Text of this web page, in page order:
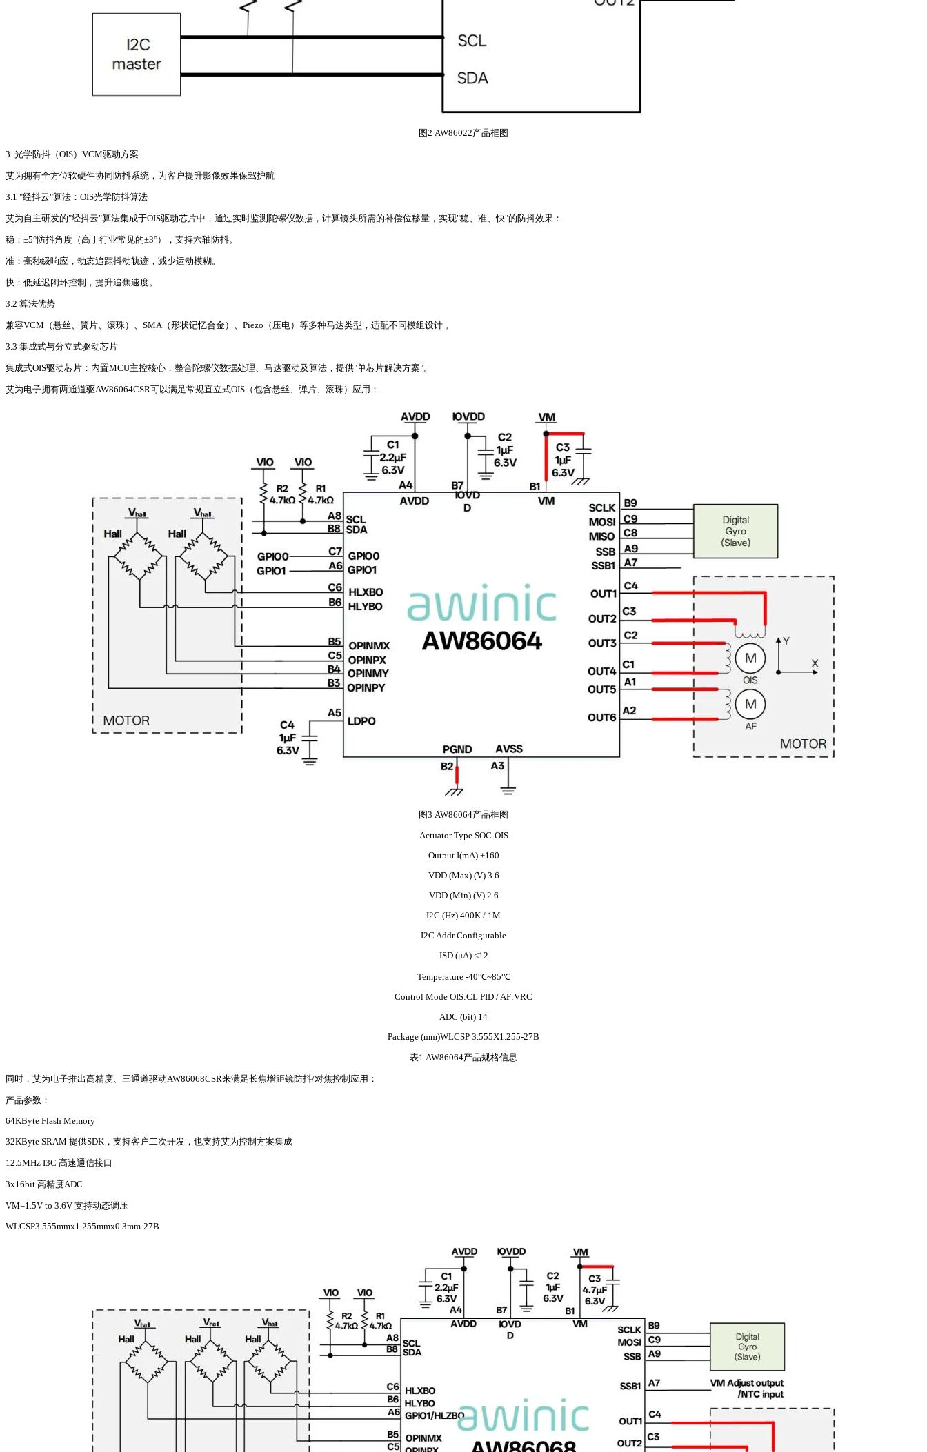
图2 AW86022产品框图
3. 光学防抖（OIS）VCM驱动方案
艾为拥有全方位软硬件协同防抖系统，为客户提升影像效果保驾护航
3.1 "经抖云"算法：OIS光学防抖算法
艾为自主研发的"经抖云"算法集成于OIS驱动芯片中，通过实时监测陀螺仪数据，计算镜头所需的补偿位移量，实现"稳、准、快"的防抖效果：
稳：±5°防抖角度（高于行业常见的±3°），支持六轴防抖。
准：毫秒级响应，动态追踪抖动轨迹，减少运动模糊。
快：低延迟闭环控制，提升追焦速度。
3.2 算法优势
兼容VCM（悬丝、簧片、滚珠）、SMA（形状记忆合金）、Piezo（压电）等多种马达类型，适配不同模组设计⁠⁣ ⁠⁣。
3.3 集成式与分立式驱动芯片
集成式OIS驱动芯片：内置MCU主控核心，整合陀螺仪数据处理、马达驱动及算法，提供"单芯片解决方案"。
艾为电子拥有两通道驱AW86064CSR可以满足常规直立式OIS（包含悬丝、弹片、滚珠）应用：
图3 AW86064产品框图
Actuator Type SOC-OIS
Output I(mA) ±160
VDD (Max) (V) 3.6
VDD (Min) (V) 2.6
I2C (Hz) 400K / 1M
I2C Addr Configurable
ISD (μA) <12
Temperature -40℃~85℃
Control Mode OIS:CL PID / AF:VRC
ADC (bit) 14
Package (mm)WLCSP 3.555X1.255-27B
表1 AW86064产品规格信息
同时，艾为电子推出高精度、三通道驱动AW86068CSR来满足长焦增距镜防抖/对焦控制应用：
产品参数：
64KByte Flash Memory
32KByte SRAM 提供SDK，支持客户二次开发，也支持艾为控制方案集成
12.5MHz I3C 高速通信接口
3x16bit 高精度ADC
VM=1.5V to 3.6V 支持动态调压
WLCSP3.555mmx1.255mmx0.3mm-27B